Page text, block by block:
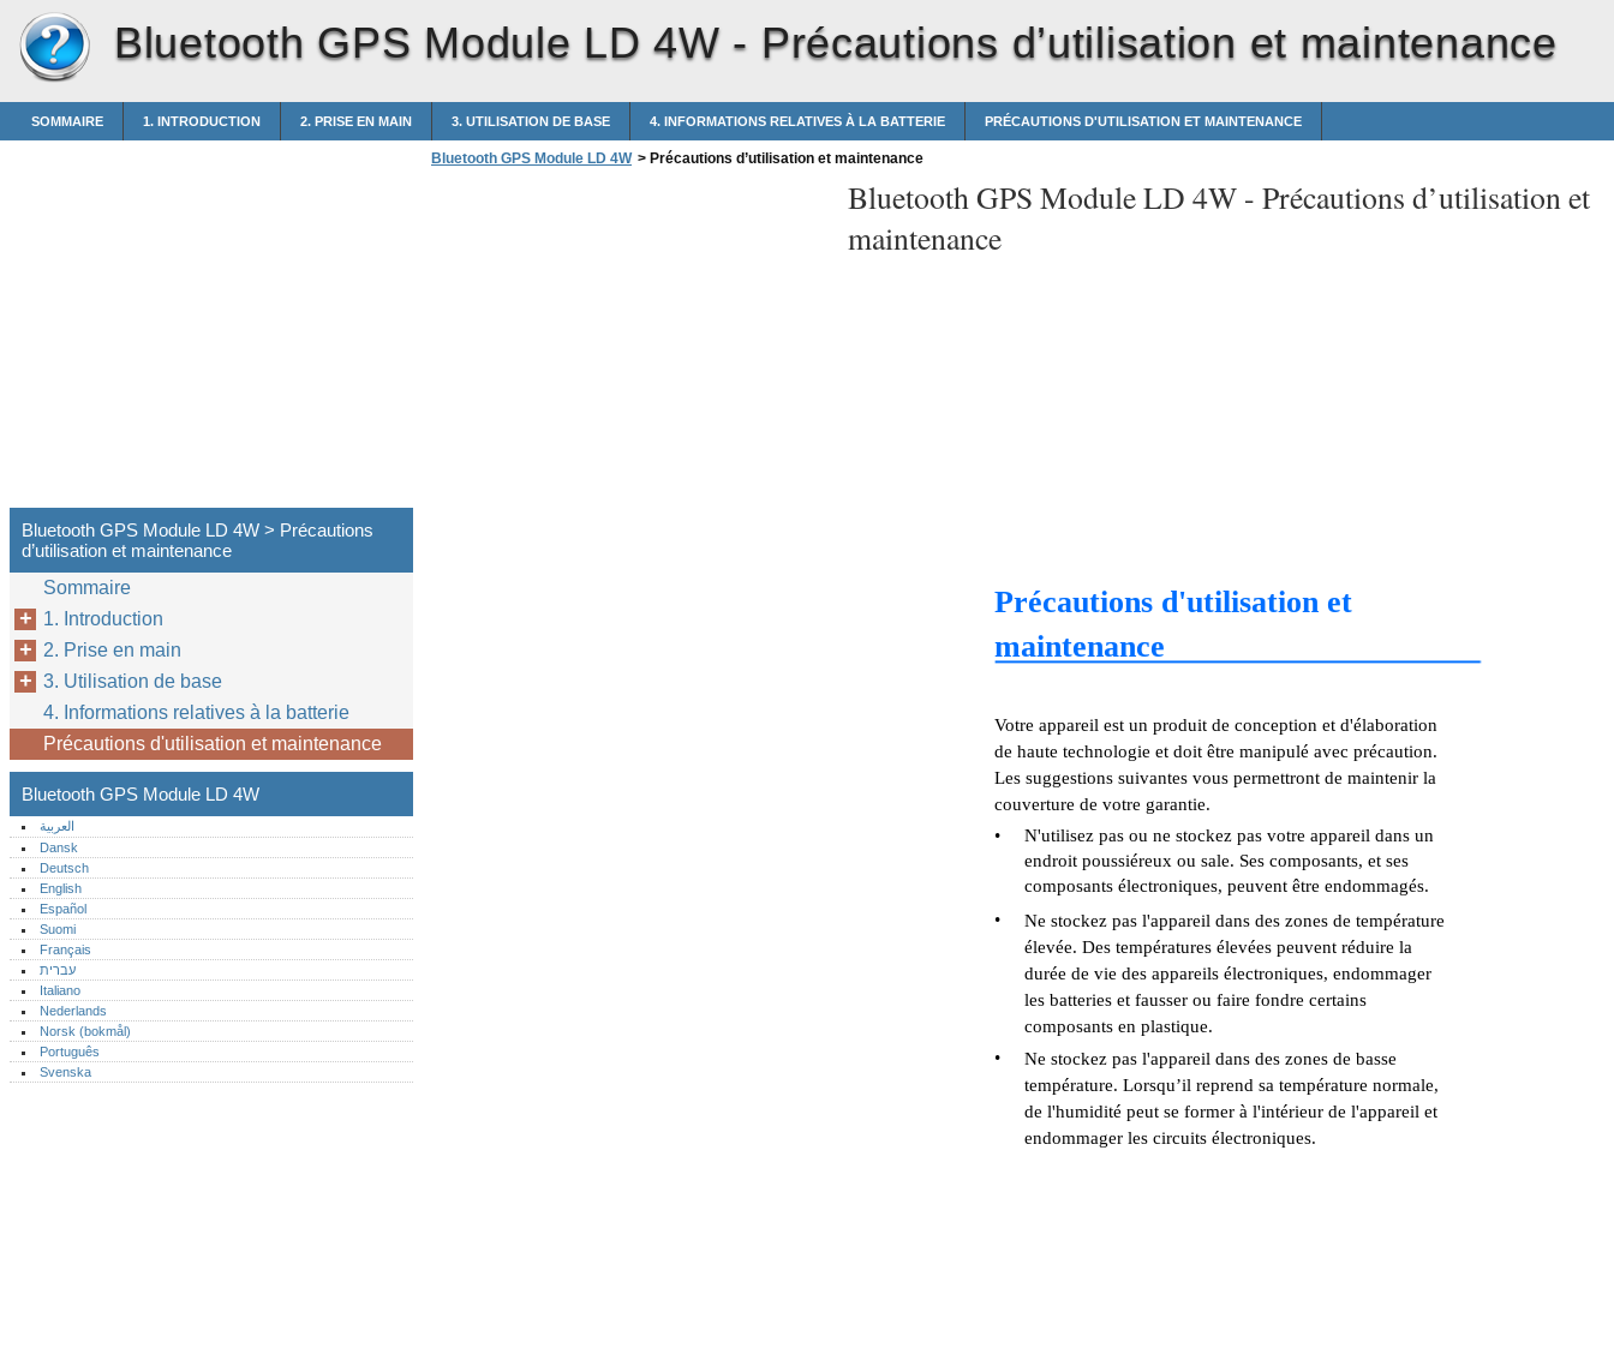
Bluetooth GPS Module LD 4W - Précautions d’utilisation et maintenance
SOMMAIRE 1. INTRODUCTION 2. PRISE EN MAIN 3. UTILISATION DE BASE 4. INFORMATIONS RELATIVES À LA BATTERIE PRÉCAUTIONS D'UTILISATION ET MAINTENANCE
Bluetooth GPS Module LD 4W > Précautions d’utilisation et maintenance
Bluetooth GPS Module LD 4W - Précautions d’utilisation et
maintenance
Précautions d'utilisation et
maintenance
Votre appareil est un produit de conception et d'élaboration
de haute technologie et doit être manipulé avec précaution.
Les suggestions suivantes vous permettront de maintenir la
couverture de votre garantie.
•
N'utilisez pas ou ne stockez pas votre appareil dans un
endroit poussiéreux ou sale. Ses composants, et ses
composants électroniques, peuvent être endommagés.
•
Ne stockez pas l'appareil dans des zones de température
élevée. Des températures élevées peuvent réduire la
durée de vie des appareils électroniques, endommager
les batteries et fausser ou faire fondre certains
composants en plastique.
•
Ne stockez pas l'appareil dans des zones de basse
température. Lorsqu’il reprend sa température normale,
de l'humidité peut se former à l'intérieur de l'appareil et
endommager les circuits électroniques.
Bluetooth GPS Module LD 4W > Précautions
d’utilisation et maintenance
Sommaire
1. Introduction
2. Prise en main
3. Utilisation de base
4. Informations relatives à la batterie
Précautions d'utilisation et maintenance
Bluetooth GPS Module LD 4W
العربية
Dansk
Deutsch
English
Español
Suomi
Français
עברית
Italiano
Nederlands
Norsk (bokmål)‎
Português‎
Svenska